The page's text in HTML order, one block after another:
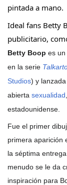
pintada a mano.
Ideal fans Betty
publicitario,
Betty Boop es un
en la serie
Studios) y
abierta sexualidad
estadounidense.
Fue el primer
primera aparición
la séptima
menudo se le da
inspiración para